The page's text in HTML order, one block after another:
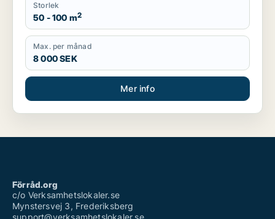
Storlek
50 - 100 m2
Max. per månad
8 000 SEK
Mer info
Förråd.org
c/o Verksamhetslokaler.se
Mynstersvej 3, Frederiksberg
support@verksamhetslokaler.se